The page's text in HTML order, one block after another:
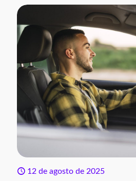
12 de agosto de 2025